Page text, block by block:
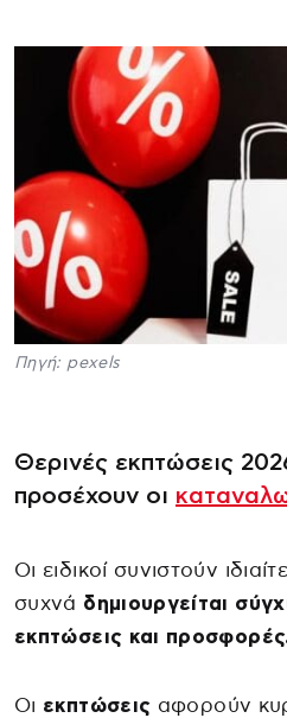
Πηγή: pexels
Θερινές εκπτώσεις
προσέχουν οι
Οι ειδικοί συνιστούν
συχνά δημιουργείται
εκπτώσεις και
Οι εκπτώσεις αφορούν